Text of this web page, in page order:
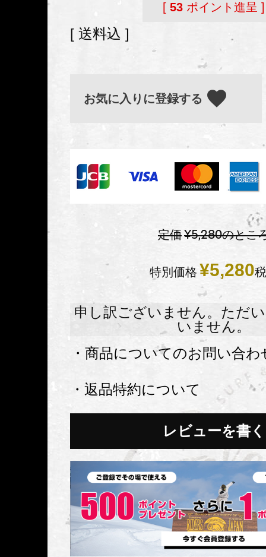
[ 53 ポイント進呈 ]
送料込
お気に入りに登録する
定価¥5,280のとこ
特別価格 ¥5,280
申し訳ございません。ただ
いません。
・商品についてのお問い合わ
・返品特約について
レビューを書く